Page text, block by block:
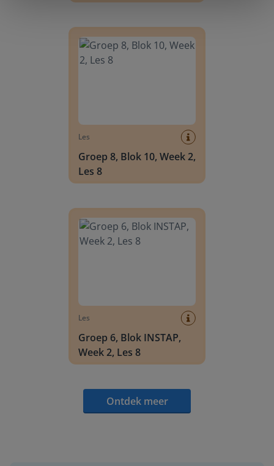
Les
Groep 8, Blok 10, Week 2,
Les 8
Les
Groep 6, Blok INSTAP,
Week 2, Les 8
Ontdek meer